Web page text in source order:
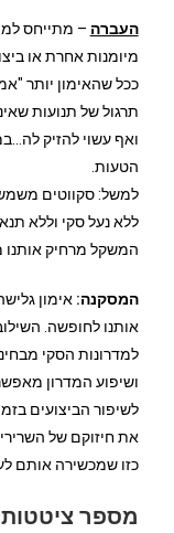
העברה – מתייחס
מיומנות אחרת או
ככל שהאימון יותר
תרגול של תנועות
ואף עשוי להזיק
הטעות.
למשל: סקווטים
ללא נעל סקי וללא
המשקל מרחיק אותנו
המסקנה: אימון
אותנו לחופשה.
למדרונות הסקי
ושיפוע המדרון
לשיפור הביצועים
את חיזוקם של
כזו שמכשירה אותם
מספר